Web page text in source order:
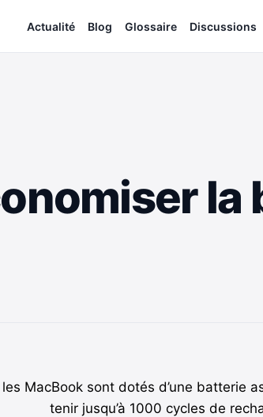
Actualité Blog Glossaire Discussions
la
MacBook sont dotés d’une batterie
tenir jusqu’à 1000 cycles de